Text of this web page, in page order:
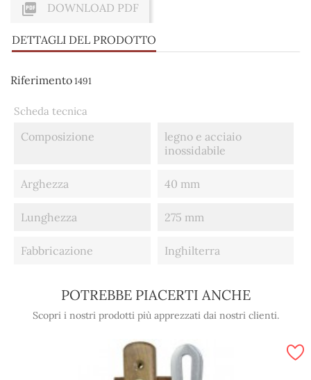
 DOWNLOAD PDF
DETTAGLI DEL PRODOTTO
Riferimento1491
Scheda tecnica
Composizione
legno e acciaio
inossidabile
Arghezza 40 mm
Lunghezza 275 mm
Fabbricazione Inghilterra
POTREBBE PIACERTI ANCHE
Scopri i nostri prodotti più apprezzati dai nostri clienti.